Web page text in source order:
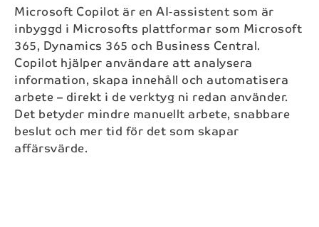
Microsoft Copilot är en AI‑assistent som är
inbyggd i Microsofts plattformar som Microsoft
365, Dynamics 365 och Business Central.
Copilot hjälper användare att analysera
information, skapa innehåll och automatisera
arbete – direkt i de verktyg ni redan använder.
Det betyder mindre manuellt arbete, snabbare
beslut och mer tid för det som skapar
affärsvärde.